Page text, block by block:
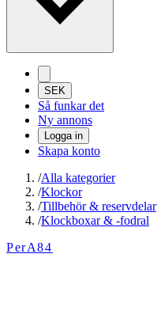
SEK
Så funkar det
Ny annons
Logga in
Skapa konto
/Alla kategorier
/Klockor
/Tillbehör & reservdelar
/Klockboxar & -fodral
PerA84